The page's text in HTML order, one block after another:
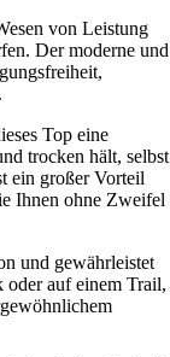
von Leistung
Der moderne und
Top eine
trocken hält, selbst
ein großer Vorteil
Ihnen ohne Zweifel
und gewährleistet
auf einem Trail,